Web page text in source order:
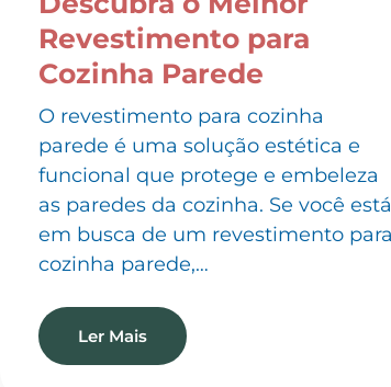
Revestimento para
Cozinha Parede
O revestimento para cozinha
parede é uma solução estética e
funcional que protege e embeleza
as paredes da cozinha. Se você está
em busca de um revestimento para
cozinha parede,…
Ler Mais